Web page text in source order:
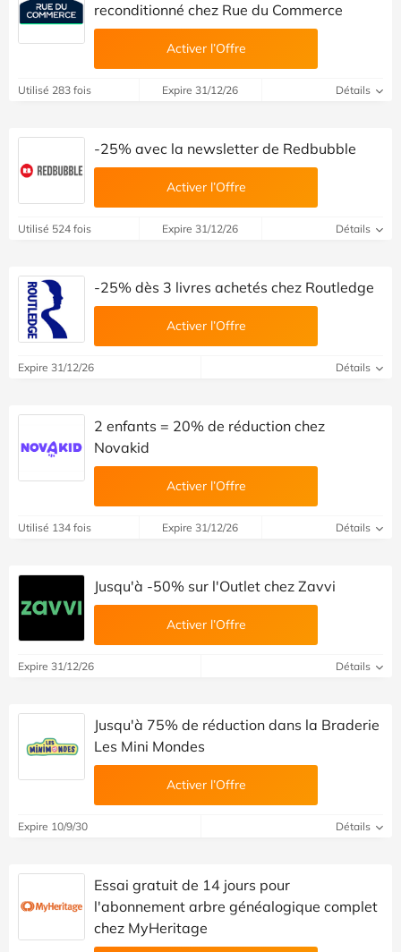
reconditionné chez Rue du Commerce
Activer l’Offre
Utilisé 283 fois Expire 31/12/26 Détails
-25% avec la newsletter de Redbubble
Activer l’Offre
Utilisé 524 fois Expire 31/12/26 Détails
-25% dès 3 livres achetés chez Routledge
Activer l’Offre
Expire 31/12/26 Détails
2 enfants = 20% de réduction chez
Novakid
Activer l’Offre
Utilisé 134 fois Expire 31/12/26 Détails
Jusqu'à -50% sur l'Outlet chez Zavvi
Activer l’Offre
Expire 31/12/26 Détails
Jusqu'à 75% de réduction dans la Braderie
Les Mini Mondes
Activer l’Offre
Expire 10/9/30 Détails
Essai gratuit de 14 jours pour
l'abonnement arbre généalogique complet
chez MyHeritage